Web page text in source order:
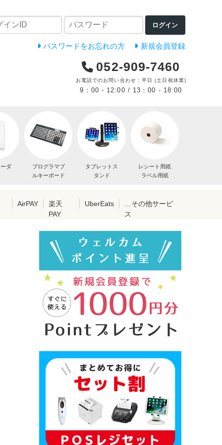
ログイン
パスワードをお忘れの方 新規会員登録
052-909-7460
お電話でのお問い合わせ：平日 (土日祝休業)
9：00 - 12:00 / 13：00 - 18:00
ダ
プログラマブ
ルキーボード
タブレットス
タンド
レシート用紙
ラベル用紙
AirPAY
楽天
PAY
UberEats
…その他サービ
ス